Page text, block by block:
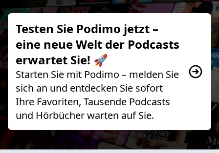
Testen Sie Podimo jetzt –
eine neue Welt der Podcasts
erwartet Sie! 🚀
Starten Sie mit Podimo – melden Sie
sich an und entdecken Sie sofort
Ihre Favoriten, Tausende Podcasts
und Hörbücher warten auf Sie.